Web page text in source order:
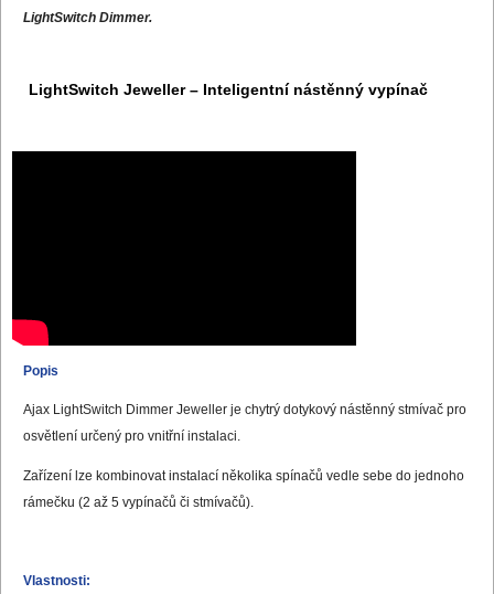
LightSwitch Dimmer.
LightSwitch Jeweller – Inteligentní nástěnný vypínač
Popis
Ajax LightSwitch Dimmer Jeweller je chytrý dotykový nástěnný stmívač pro
osvětlení určený pro vnitřní instalaci.
Zařízení lze kombinovat instalací několika spínačů vedle sebe do jednoho
rámečku (2 až 5 vypínačů či stmívačů).
Vlastnosti: